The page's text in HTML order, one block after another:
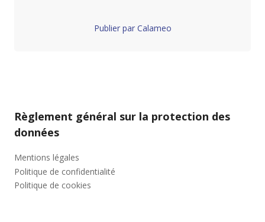
Publier par Calameo
Règlement général sur la protection des
données
Mentions légales
Politique de confidentialité
Politique de cookies